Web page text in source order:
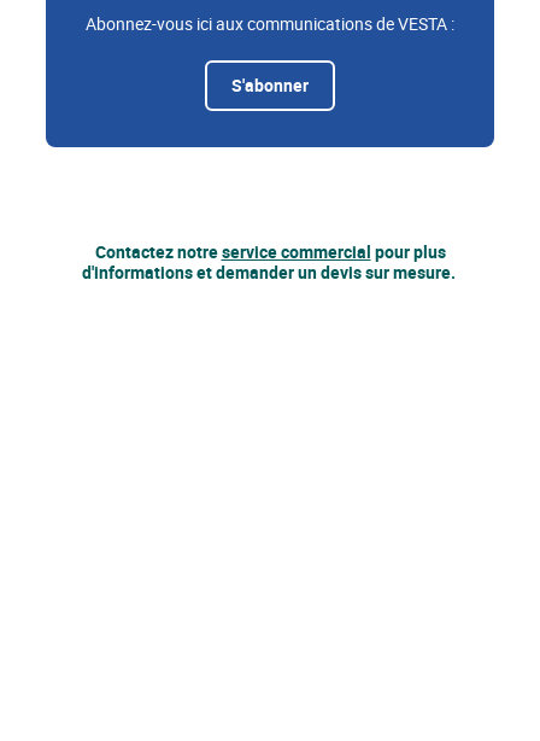
Abonnez-vous ici aux communications de VESTA :
S'abonner
Contactez notreservice commercial pour plus
d'informations et demander un devis sur mesure.